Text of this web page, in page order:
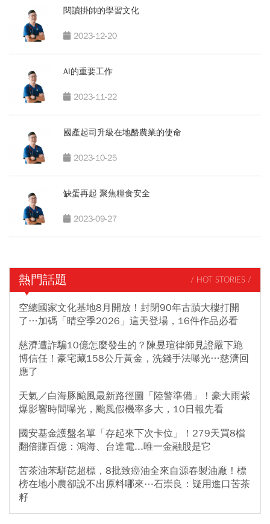
閱讀掛帥的學習文化
2023-12-20
AI的重要工作
2023-11-22
國產起司升級在地酪農業的使命
2023-10-25
缺蛋再起 聚焦糧食安全
2023-09-27
熱門話題 / HOT STORIES /
空總國家文化基地8月開放！封閉90年古蹟大樓打開
了…加碼「晴空季2026」這天登場，16件作品必看
慈濟遭詐騙10億怎麼發生的？陳昱瑄律師見證嚴下跪
博信任！豪宅藏158公斤黃金，洗錢手法曝光…慈濟回
應了
天氣／白海豚颱風最新路徑圖「陸警準備」！豪大雨紫
爆影響時間曝光，颱風假機率多大，10日報先看
國安基金護盤名單「存起來下次卡位」！279天買8檔
翻倍賺百億：鴻海、台達電...唯一金融股是它
苦茶油苯駢芘超標，8批致癌油全來自源春製油廠！標
榜在地小農卻說不出原料哪來⋯石崇良：疑用進口苦茶
籽